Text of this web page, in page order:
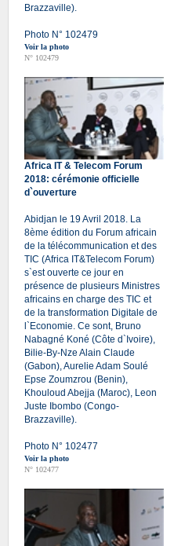
Brazzaville).
Photo N° 102479
Voir la photo
N° 102479
Africa IT & Telecom Forum
2018: cérémonie officielle
d`ouverture
Abidjan le 19 Avril 2018. La
8ème édition du Forum africain
de la télécommunication et des
TIC (Africa IT&Telecom Forum)
s`est ouverte ce jour en
présence de plusieurs Ministres
africains en charge des TIC et
de la transformation Digitale de
l`Economie. Ce sont, Bruno
Nabagné Koné (Côte d`Ivoire),
Bilie-By-Nze Alain Claude
(Gabon), Aurelie Adam Soulé
Epse Zoumzrou (Benin),
Khouloud Abejja (Maroc), Leon
Juste Ibombo (Congo-
Brazzaville).
Photo N° 102477
Voir la photo
N° 102477